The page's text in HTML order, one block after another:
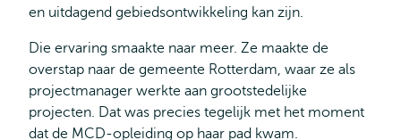
en uitdagend gebiedsontwikkeling kan zijn.
Die ervaring smaakte naar meer. Ze maakte de
overstap naar de gemeente Rotterdam, waar ze als
projectmanager werkte aan grootstedelijke
projecten. Dat was precies tegelijk met het moment
dat de MCD-opleiding op haar pad kwam.